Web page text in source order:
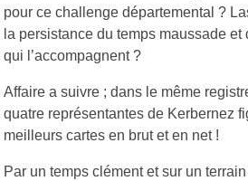
pour ce challenge départemental ?
la persistance du temps maussade
qui l’accompagnent ?
Affaire a suivre ; dans le même
quatre représentantes de Kerbernez
meilleurs cartes en brut et en net !
Par un temps clément et sur un